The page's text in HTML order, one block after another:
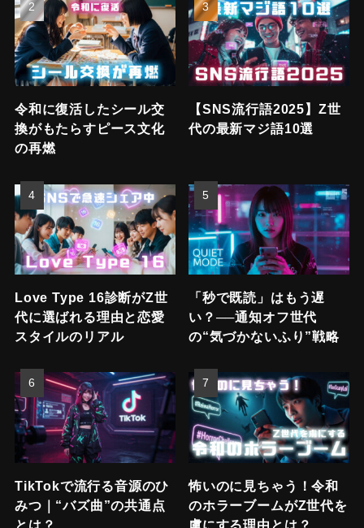
令和に復活したシール交
換がもたらすピース文化
の再燃
【SNS流行語2025】Z世
代の最新マジ語10選
Love Type 16診断がZ世
代に選ばれる理由と恋愛
スタイルのリアル
「秒で既読」はもう遅
い？──通知オフ世代
の“気づかないふり”戦略
TikTokで流行る音源のひ
みつ｜“バズ曲”の共通点
とは？
怖いのに見ちゃう！令和
のホラーブームがZ世代を
虜にする理由とは？